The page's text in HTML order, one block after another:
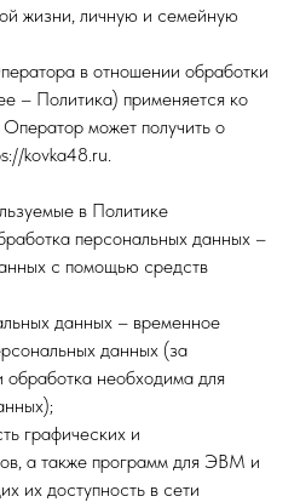
жизни, личную и семейную
в отношении обработки
– Политика) применяется ко
может получить о
kovka48.ru.
в Политике
персональных данных –
с помощью средств
данных – временное
данных (за
необходима для
графических и
а также программ для ЭВМ и
их доступность в сети